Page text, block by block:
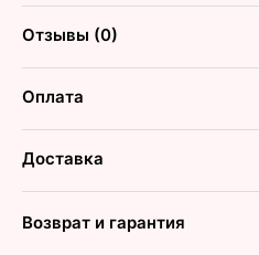
Отзывы (0)
Оплата
Доставка
Возврат и гарантия